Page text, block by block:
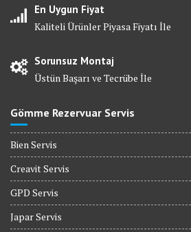
En Uygun Fiyat
Kaliteli Ürünler Piyasa Fiyatı İle
Sorunsuz Montaj
Üstün Başarı ve Tecrübe İle
Gömme Rezervuar Servis
Bien Servis
Creavit Servis
GPD Servis
Japar Servis